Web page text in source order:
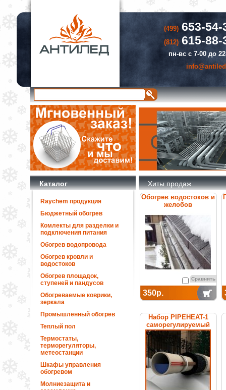
(499)653-54-
(812)615-88-
пн-вс с 7-00 до
Каталог
Raychem продукция
Бюджетный обогрев
Комлекты для разделки и
подключения питания
Обогрев водопровода
Обогрев кровли и
водостоков
Обогрев площадок,
ступеней и пандусов
Обогреваемые коврики,
зеркала
Промышленный обогрев
Теплый пол
Термостаты,
терморегуляторы,
метеостанции
Шкафы управления
обогревом
Молниезащита и
Хиты продаж
Обогрев водостоков и
желобов
Сравнить
350р.
Набор PIPEHEAT-1
саморегулируемый
для обогрева
пластиковых труб